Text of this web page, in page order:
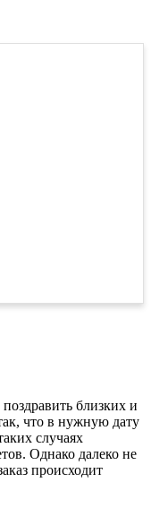
близких и
что в нужную дату
случаях
Однако далеко не
происходит